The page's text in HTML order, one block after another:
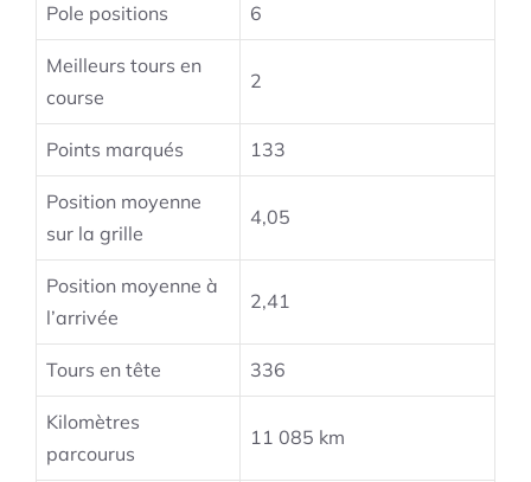
Pole positions 6
Meilleurs tours en
course
2
Points marqués 133
Position moyenne
sur la grille
4,05
Position moyenne à
l’arrivée
2,41
Tours en tête 336
Kilomètres
parcourus
11 085 km